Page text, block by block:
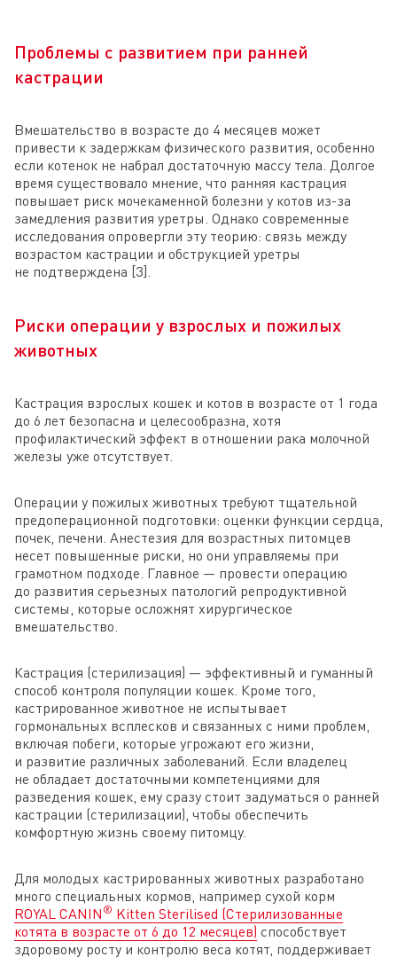
Проблемы с развитием при ранней
кастрации
Вмешательство в возрасте до 4 месяцев может
привести к задержкам физического развития, особенно
если котенок не набрал достаточную массу тела. Долгое
время существовало мнение, что ранняя кастрация
повышает риск мочекаменной болезни у котов из-за
замедления развития уретры. Однако современные
исследования опровергли эту теорию: связь между
возрастом кастрации и обструкцией уретры
не подтверждена [3].
Риски операции у взрослых и пожилых
животных
Кастрация взрослых кошек и котов в возрасте от 1 года
до 6 лет безопасна и целесообразна, хотя
профилактический эффект в отношении рака молочной
железы уже отсутствует.
Операции у пожилых животных требуют тщательной
предоперационной подготовки: оценки функции сердца,
почек, печени. Анестезия для возрастных питомцев
несет повышенные риски, но они управляемы при
грамотном подходе. Главное — провести операцию
до развития серьезных патологий репродуктивной
системы, которые осложнят хирургическое
вмешательство.
Кастрация (стерилизация) — эффективный и гуманный
способ контроля популяции кошек. Кроме того,
кастрированное животное не испытывает
гормональных всплесков и связанных с ними проблем,
включая побеги, которые угрожают его жизни,
и развитие различных заболеваний. Если владелец
не обладает достаточными компетенциями для
разведения кошек, ему сразу стоит задуматься о ранней
кастрации (стерилизации), чтобы обеспечить
комфортную жизнь своему питомцу.
Для молодых кастрированных животных разработано
много специальных кормов, например сухой корм
ROYAL CANIN ® Kitten Sterilised (Стерилизованные
котята в возрасте от 6 до 12 месяцев) способствует
здоровому росту и контролю веса котят, поддерживает